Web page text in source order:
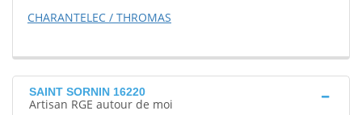
CHARANTELEC / THROMAS
SAINT SORNIN 16220
Artisan RGE autour de moi